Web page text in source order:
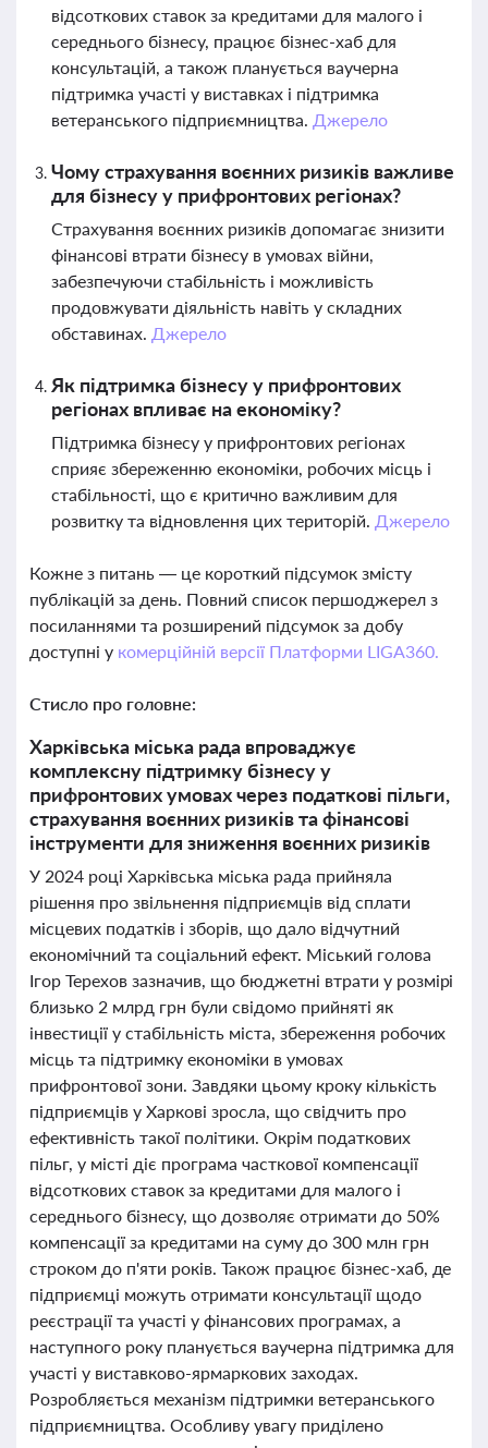
відсоткових ставок за кредитами для малого і
середнього бізнесу, працює бізнес-хаб для
консультацій, а також планується ваучерна
підтримка участі у виставках і підтримка
ветеранського підприємництва. Джерело
Чому страхування воєнних ризиків важливе
для бізнесу у прифронтових регіонах?
Страхування воєнних ризиків допомагає знизити
фінансові втрати бізнесу в умовах війни,
забезпечуючи стабільність і можливість
продовжувати діяльність навіть у складних
обставинах. Джерело
Як підтримка бізнесу у прифронтових
регіонах впливає на економіку?
Підтримка бізнесу у прифронтових регіонах
сприяє збереженню економіки, робочих місць і
стабільності, що є критично важливим для
розвитку та відновлення цих територій. Джерело
Кожне з питань — це короткий підсумок змісту
публікацій за день. Повний список першоджерел з
посиланнями та розширений підсумок за добу
доступні у комерційній версії Платформи LIGA360.
Стисло про головне:
Харківська міська рада впроваджує
комплексну підтримку бізнесу у
прифронтових умовах через податкові пільги,
страхування воєнних ризиків та фінансові
інструменти для зниження воєнних ризиків
У 2024 році Харківська міська рада прийняла
рішення про звільнення підприємців від сплати
місцевих податків і зборів, що дало відчутний
економічний та соціальний ефект. Міський голова
Ігор Терехов зазначив, що бюджетні втрати у розмірі
близько 2 млрд грн були свідомо прийняті як
інвестиції у стабільність міста, збереження робочих
місць та підтримку економіки в умовах
прифронтової зони. Завдяки цьому кроку кількість
підприємців у Харкові зросла, що свідчить про
ефективність такої політики. Окрім податкових
пільг, у місті діє програма часткової компенсації
відсоткових ставок за кредитами для малого і
середнього бізнесу, що дозволяє отримати до 50%
компенсації за кредитами на суму до 300 млн грн
строком до п'яти років. Також працює бізнес-хаб, де
підприємці можуть отримати консультації щодо
реєстрації та участі у фінансових програмах, а
наступного року планується ваучерна підтримка для
участі у виставково-ярмаркових заходах.
Розробляється механізм підтримки ветеранського
підприємництва. Особливу увагу приділено